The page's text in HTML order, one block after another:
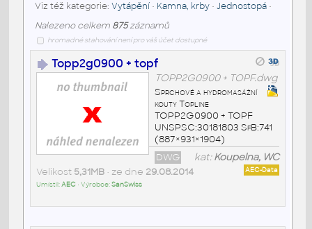
Viz též kategorie: Vytápění• Kamna, krby• Jednostopá•
Nalezeno celkem 875záznamů
hromadné stahování není pro váš účet dostupné
Topp2g0900 + topf
TOPP2G0900 + TOPF.dwg
Sprchové a hydromasážní
kouty Topline
TOPP2G0900 + TOPF
UNSPSC:30181803 SfB:741
(887×931×1904)
kat:Koupelna, WC
DWG
AEC-Data
Velikost 5,31MB• ze dne 29.08.2014
Umístil:AEC• Výrobce:SanSwiss